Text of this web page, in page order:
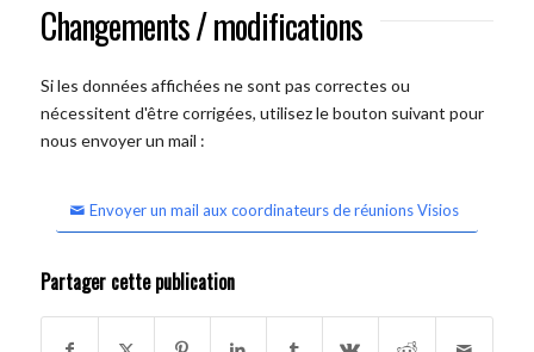
Changements / modifications
Si les données affichées ne sont pas correctes ou
nécessitent d'être corrigées, utilisez le bouton suivant pour
nous envoyer un mail :
Envoyer un mail aux coordinateurs de réunions Visios
Partager cette publication